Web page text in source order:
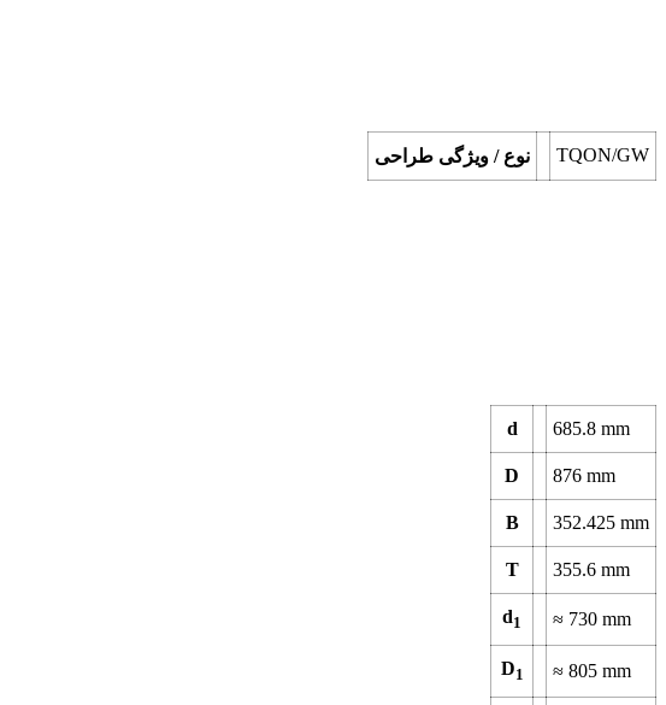
نوع / ویژگی طراحی TQON/GW
d 685.8 mm
D 876 mm
B 352.425 mm
T 355.6 mm
d1 ≈ 730 mm
D1 ≈ 805 mm